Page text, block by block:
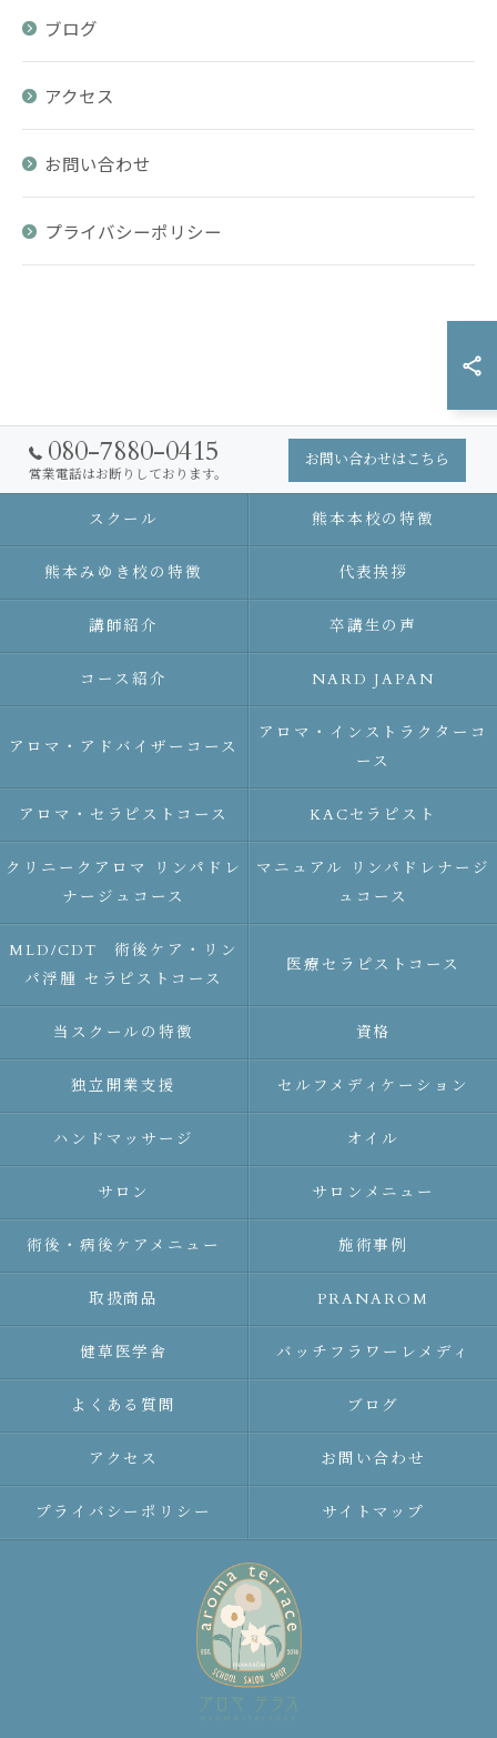
ブログ
アクセス
お問い合わせ
プライバシーポリシー
080-7880-0415
営業電話はお断りしております。
お問い合わせはこちら
スクール 熊本本校の特徴
熊本みゆき校の特徴 代表挨拶
講師紹介 卒講生の声
コース紹介 NARD JAPAN
アロマ・アドバイザーコース
アロマ・インストラクターコ
ース
アロマ・セラピストコース KACセラピスト
クリニークアロマ リンパドレ
ナージュコース
マニュアル リンパドレナージ
ュコース
MLD/CDT 術後ケア・リン
パ浮腫 セラピストコース
医療セラピストコース
当スクールの特徴 資格
独立開業支援 セルフメディケーション
ハンドマッサージ オイル
サロン サロンメニュー
術後・病後ケアメニュー 施術事例
取扱商品 PRANAROM
健草医学舎 バッチフラワーレメディ
よくある質問 ブログ
アクセス お問い合わせ
プライバシーポリシー サイトマップ